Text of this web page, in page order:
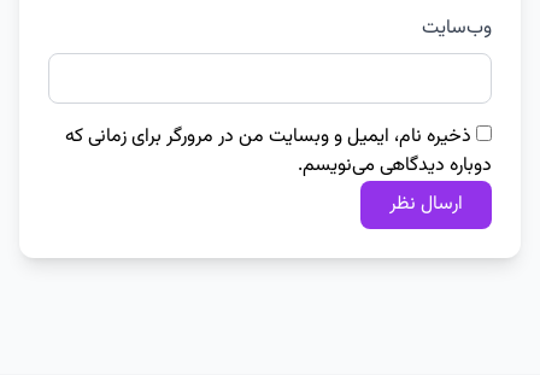
وب‌سایت
ذخیره نام، ایمیل و وبسایت من در مرورگر برای زمانی که
دوباره دیدگاهی می‌نویسم.